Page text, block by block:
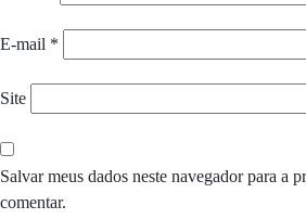
E-mail *
Site
Salvar meus dados neste navegador para a
comentar.